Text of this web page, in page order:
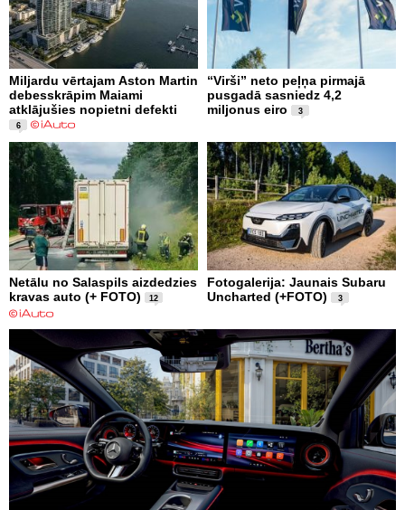
Miljardu vērtajam Aston Martin
debesskrāpim Maiami
atklājušies nopietni defekti
6
“Virši” neto peļņa pirmajā
pusgadā sasniedz 4,2
miljonus eiro
3
Netālu no Salaspils aizdedzies
kravas auto (+ FOTO)
12
Fotogalerija: Jaunais Subaru
Uncharted (+FOTO)
3